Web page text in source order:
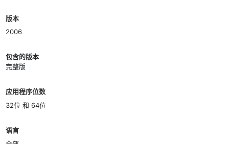
版本
2006
包含的版本
完整版
应用程序位数
32位 和 64位
语言